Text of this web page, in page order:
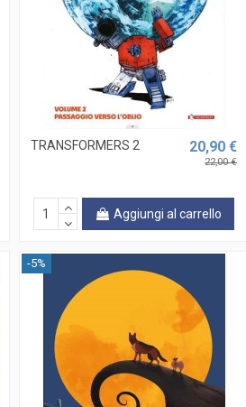
TRANSFORMERS 2 20,90 €
22,00 €
Aggiungi al carrello
-5%